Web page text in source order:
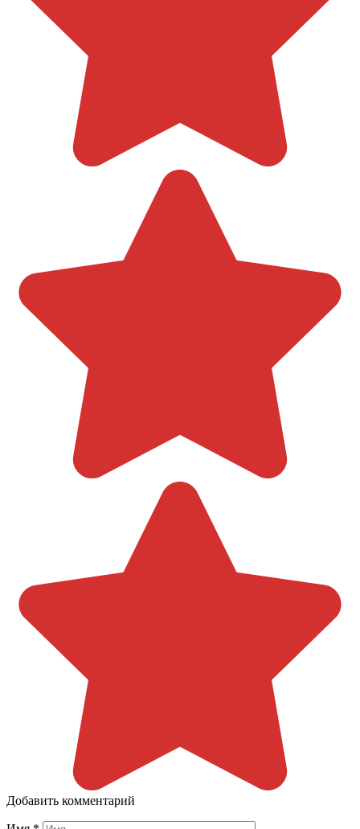
Добавить комментарий